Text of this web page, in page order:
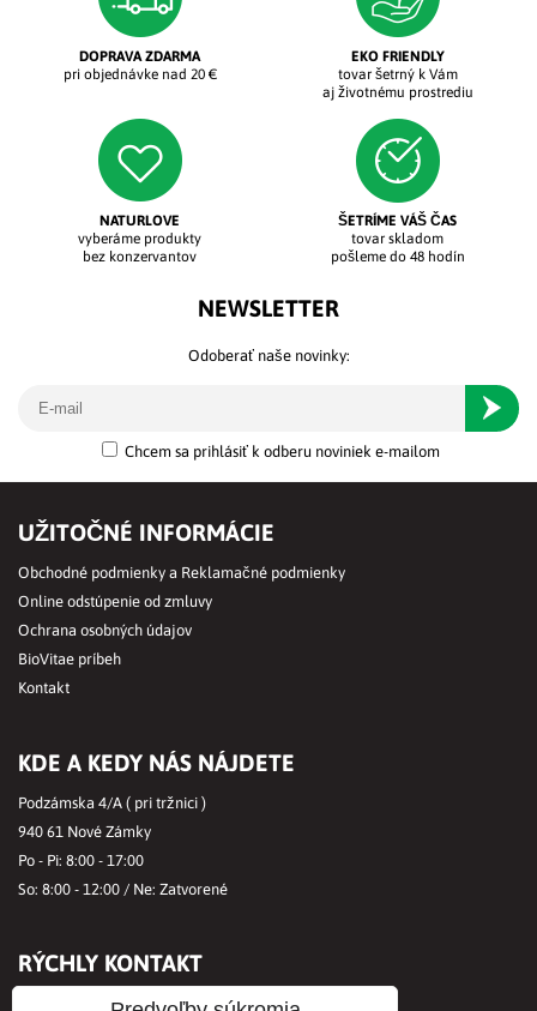
DOPRAVA ZDARMA
pri objednávke nad 20 €
EKO FRIENDLY
tovar šetrný k Vám
aj životnému prostrediu
NATURLOVE
vyberáme produkty
bez konzervantov
ŠETRÍME VÁŠ ČAS
tovar skladom
pošleme do 48 hodín
NEWSLETTER
Odoberať naše novinky:
Chcem sa prihlásiť k odberu noviniek e-mailom
UŽITOČNÉ INFORMÁCIE
Obchodné podmienky a Reklamačné podmienky
Online odstúpenie od zmluvy
Ochrana osobných údajov
BioVitae príbeh
Kontakt
KDE A KEDY NÁS NÁJDETE
Podzámska 4/A ( pri tržnici )
940 61 Nové Zámky
Po - Pi: 8:00 - 17:00
So: 8:00 - 12:00 / Ne: Zatvorené
RÝCHLY KONTAKT
+421356421513